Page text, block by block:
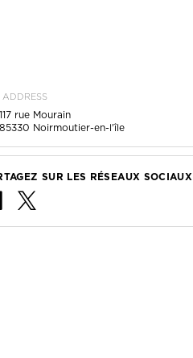
ADDRESS
rue Mourain
Noirmoutier-en-l'île
SUR LES RÉSEAUX SOCIAUX